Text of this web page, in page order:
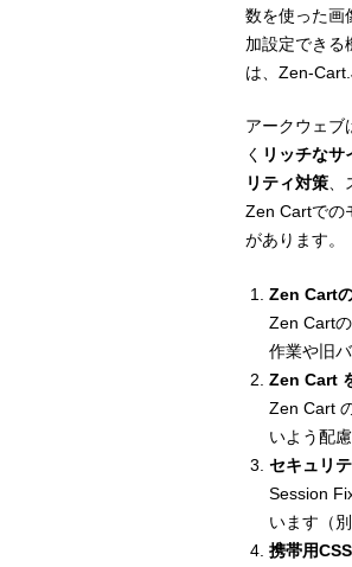
数を使った画
加設定できる
は、Zen-
アークウェブ
く リッチなサ
リティ対策、
Zen Cartでの
があります。
Zen Cart
Zen Cart
作業や旧
Zen Cart
Zen Cart
いよう配
セキュリ
Session
います（
携帯用